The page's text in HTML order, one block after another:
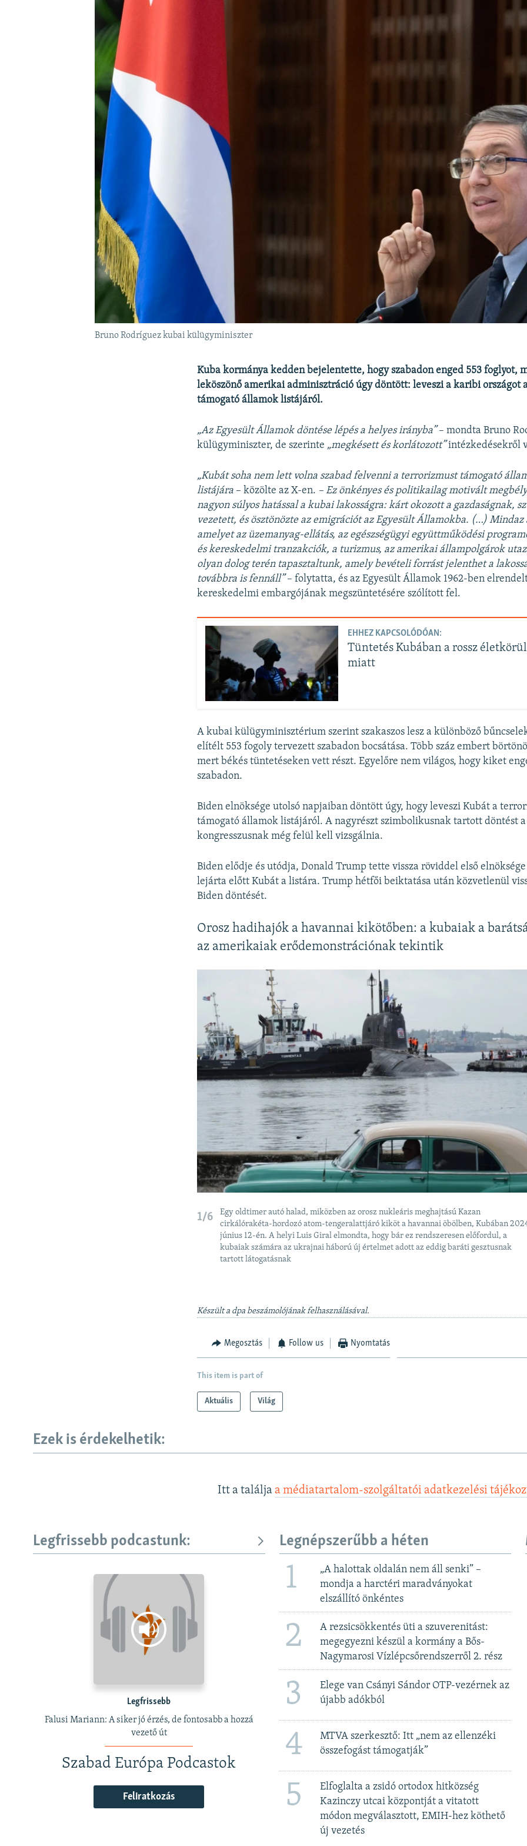
Bruno Rodríguez kubai külügyminiszter
Kuba kormánya kedden bejelentette, hogy szabadon enged 553 foglyot,
leköszönő amerikai adminisztráció úgy döntött: leveszi a karibi országot
támogató államok listájáról.
„Az Egyesült Államok döntése lépés a helyes irányba”– mondta Bruno
külügyminiszter, de szerinte „megkésett és korlátozott”intézkedésekről
„Kubát soha nem lett volna szabad felvenni a terrorizmust támogató
listájára – közölte az X-en. – Ez önkényes és politikailag motivált
nagyon súlyos hatással a kubai lakosságra: kárt okozott a gazdaságnak,
vezetett, és ösztönözte az emigrációt az Egyesült Államokba. (…) Mindaz
amelyet az üzemanyag-ellátás, az egészségügyi együttműködési
és kereskedelmi tranzakciók, a turizmus, az amerikai állampolgárok
olyan dolog terén tapasztaltunk, amely bevételi forrást jelenthet a
továbbra is fennáll”– folytatta, és az Egyesült Államok 1962-ben
kereskedelmi embargójának megszüntetésére szólított fel.
EHHEZ KAPCSOLÓDÓAN:
Tüntetés Kubában a rossz
miatt
A kubai külügyminisztérium szerint szakaszos lesz a különböző
elítélt 553 fogoly tervezett szabadon bocsátása. Több száz embert
mert békés tüntetéseken vett részt. Egyelőre nem világos, hogy kiket
szabadon.
Biden elnöksége utolsó napjaiban döntött úgy, hogy leveszi Kubát a
támogató államok listájáról. A nagyrészt szimbolikusnak tartott döntést a
kongresszusnak még felül kell vizsgálnia.
Biden elődje és utódja, Donald Trump tette vissza röviddel első elnöksége
lejárta előtt Kubát a listára. Trump hétfői beiktatása után közvetlenül
Biden döntését.
Orosz hadihajók a havannai kikötőben: a kubaiak a
az amerikaiak erődemonstrációnak tekintik
1/6
Egy oldtimer autó halad, miközben az orosz nukleáris meghajtású Kazan
cirkálórakéta-hordozó atom-tengeralattjáró kiköt a havannai öbölben, Kubában
június 12-én. A helyi Luis Giral elmondta, hogy bár ez rendszeresen előfordul, a
kubaiak számára az ukrajnai háború új értelmet adott az eddig baráti gesztusnak
tartott látogatásnak
Készült a dpa beszámolójának felhasználásával.
Megosztás Follow us Nyomtatás
This item is part of
Aktuális Világ
Ezek is érdekelhetik:
Itt a találja a médiatartalom-szolgáltatói adatkezelési
Legfrissebb podcastunk:
Legfrissebb
Falusi Mariann: A siker jó érzés, de fontosabb a hozzá
vezető út
Szabad Európa Podcastok
Feliratkozás
Legnépszerűbb a héten
1
„A halottak oldalán nem áll senki” –
mondja a harctéri maradványokat
elszállító önkéntes
2
A rezsicsökkentés üti a szuverenitást:
megegyezni készül a kormány a Bős-
Nagymarosi Vízlépcsőrendszerről 2. rész
3
Elege van Csányi Sándor OTP-vezérnek az
újabb adókból
4
MTVA szerkesztő: Itt „nem az ellenzéki
összefogást támogatják”
5
Elfoglalta a zsidó ortodox hitközség
Kazinczy utcai központját a vitatott
módon megválasztott, EMIH-hez köthető
új vezetés